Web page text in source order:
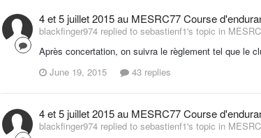
4 et 5 juillet 2015 au MESRC77 Course
blackfinger974 replied to sebastienf1's topic in
Après concertation, on suivra le règlement tel que le
June 19, 2015
43 replies
4 et 5 juillet 2015 au MESRC77 Course
blackfinger974 replied to sebastienf1's topic in